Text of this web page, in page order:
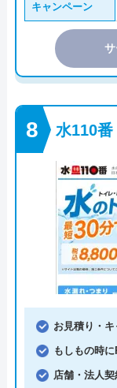
キャンペーン
水110番
お見積り・
もしもの時
店舗・法人